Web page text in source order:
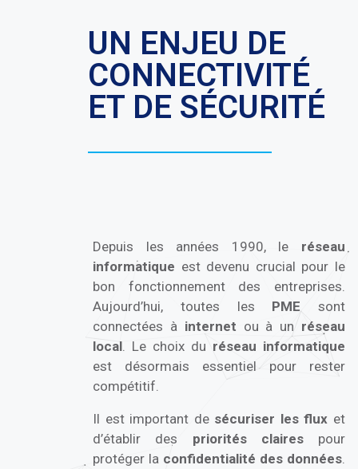
UN ENJEU DE
CONNECTIVITÉ
ET DE SÉCURITÉ
Depuis les années 1990, le réseau
informatique est devenu crucial pour le
bon fonctionnement des entreprises.
Aujourd’hui, toutes les PMEsont
connectées à internet ou à un réseau
local. Le choix du réseau informatique
est désormais essentiel pour rester
compétitif.
Il est important de sécuriser les flux et
d’établir des priorités clairespour
protéger la confidentialité des données.